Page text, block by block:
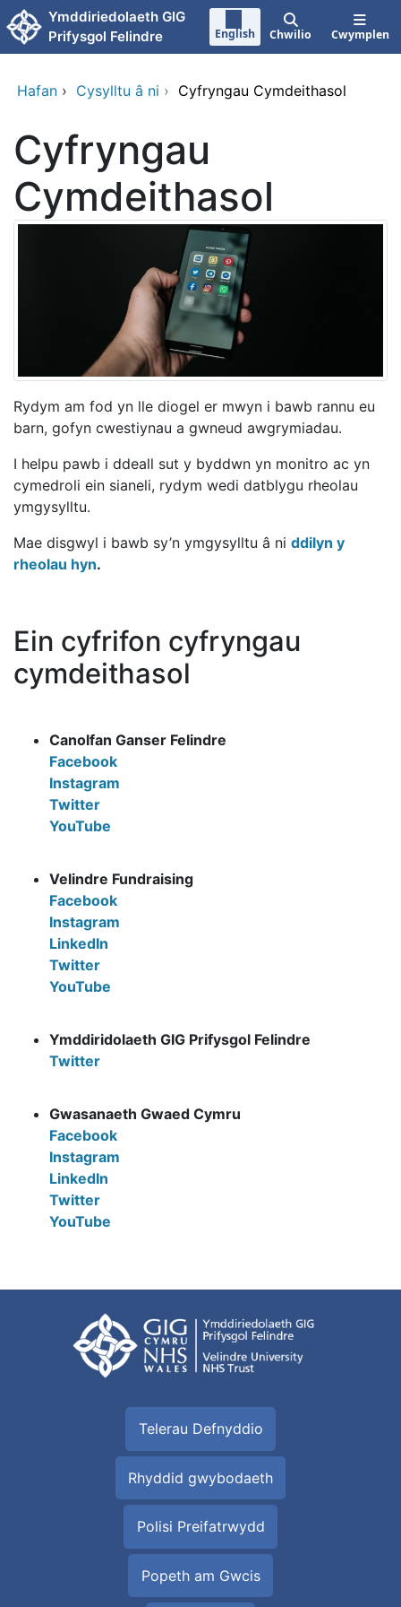
Neidio i'r prif gynnwy
Ymddiriedolaeth GIG
Prifysgol Felindre
English Chwilio Cwymplen
Hafan › Cysylltu â ni › Cyfryngau Cymdeithasol
Cyfryngau
Cymdeithasol
Rydym am fod yn lle diogel er mwyn i bawb rannu eu
barn, gofyn cwestiynau a gwneud awgrymiadau.
I helpu pawb i ddeall sut y byddwn yn monitro ac yn
cymedroli ein sianeli, rydym wedi datblygu rheolau
ymgysylltu.
Mae disgwyl i bawb sy’n ymgysylltu â ni ddilyn y
rheolau hyn.
Ein cyfrifon cyfryngau
cymdeithasol
Canolfan Ganser Felindre
Facebook
Instagram
Twitter
YouTube
Velindre Fundraising
Facebook
Instagram
LinkedIn
Twitter
YouTube
Ymddiridolaeth GIG Prifysgol Felindre
Twitter
Gwasanaeth Gwaed Cymru
Facebook
Instagram
LinkedIn
Twitter
YouTube
Telerau Defnyddio
Rhyddid gwybodaeth
Polisi Preifatrwydd
Popeth am Gwcis